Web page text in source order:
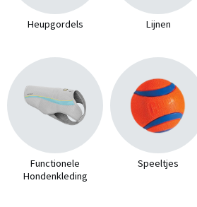
Heupgordels Lijnen
Functionele
Hondenkleding
Speeltjes